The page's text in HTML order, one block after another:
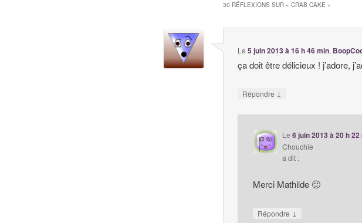
30 RÉFLEXIONS SUR « CRAB CAKE »
Le5 juin 2013 à 16 h 46 min,
ça doit être délicieux ! j’adore,
Répondre ↓
Le 6 juin 2013 à 20 h 22
Chouchie
a dit :
Merci Mathilde 🙂
Répondre ↓